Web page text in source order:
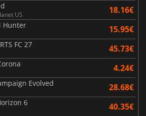
US 18.16€
Hunter 15.95€
FC 27 45.73€
4.24€
Evolved 28.68€
6 40.35€